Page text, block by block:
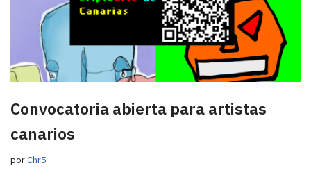
Convocatoria abierta para artistas
canarios
porChr5